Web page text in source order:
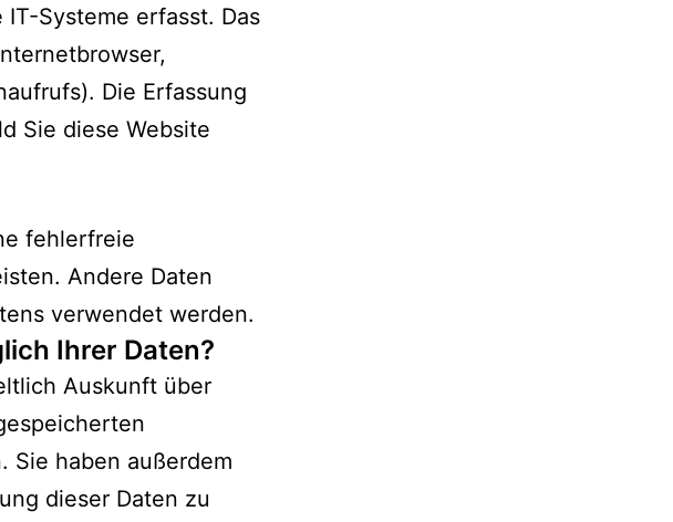
Systeme erfasst. Das
Die Erfassung
Sie diese Website
fehlerfreie
Andere Daten
verwendet werden.
Ihrer Daten?
Auskunft über
Sie haben außerdem
dieser Daten zu